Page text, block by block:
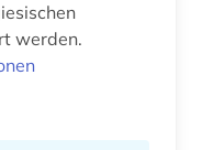
werden.